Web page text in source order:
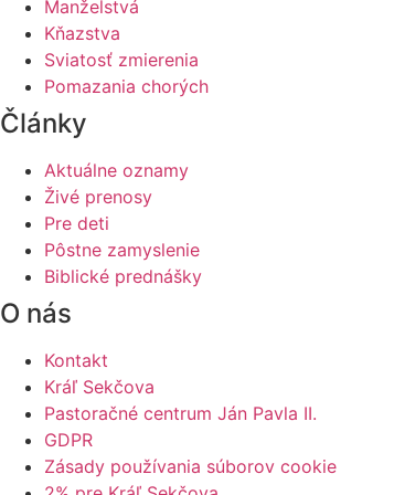
Manželstvá
Kňazstva
Sviatosť zmierenia
Pomazania chorých
Články
Aktuálne oznamy
Živé prenosy
Pre deti
Pôstne zamyslenie
Biblické prednášky
O nás
Kontakt
Kráľ Sekčova
Pastoračné centrum Ján Pavla II.
GDPR
Zásady používania súborov cookie